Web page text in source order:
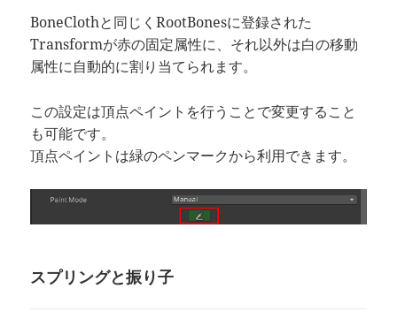
BoneClothと同じくRootBonesに登録された
Transformが赤の固定属性に、それ以外は白の移動
属性に自動的に割り当てられます。
この設定は頂点ペイントを行うことで変更すること
も可能です。
頂点ペイントは緑のペンマークから利用できます。
スプリングと振り子